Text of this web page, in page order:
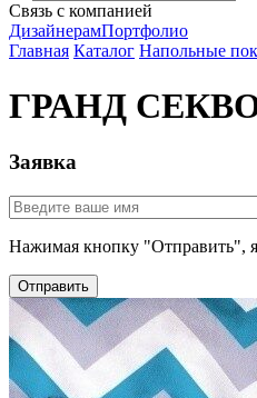
Связь с компанией
ДизайнерамПортфолио
Главная Каталог Напольные
ГРАНД
Заявка
Нажимая кнопку "Отправить", я
Отправить